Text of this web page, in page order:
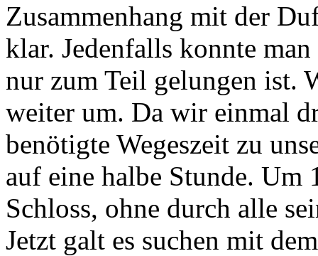
Zusammenhang mit der
klar. Jedenfalls konnte
nur zum Teil gelungen ist.
weiter um. Da wir einmal
benötigte Wegeszeit zu
auf eine halbe Stunde.
Schloss, ohne durch alle
Jetzt galt es suchen mit